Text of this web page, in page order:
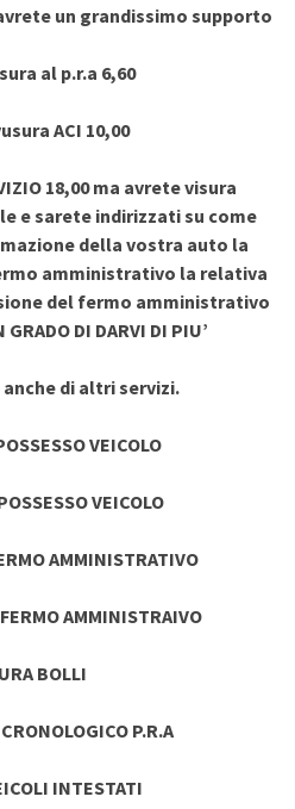
un grandissimo supporto
al p.r.a 6,60
ACI 10,00
18,00 ma avrete visura
e sarete indirizzati su come
della vostra auto la
amministrativo la relativa
del fermo amministrativo
GRADO DI DARVI DI PIU’
di altri servizi.
VEICOLO
VEICOLO
AMMINISTRATIVO
AMMINISTRAIVO
BOLLI
P.R.A
INTESTATI